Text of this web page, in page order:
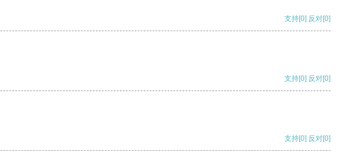
支持[0] 反对[0]
支持[0] 反对[0]
支持[0] 反对[0]